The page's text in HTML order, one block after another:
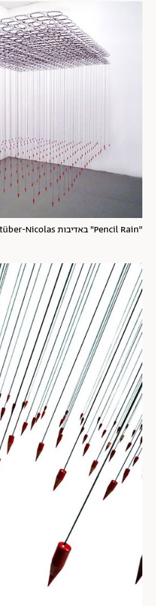
"Pencil Rain" באדיבות Helga Stüber-Nicolas